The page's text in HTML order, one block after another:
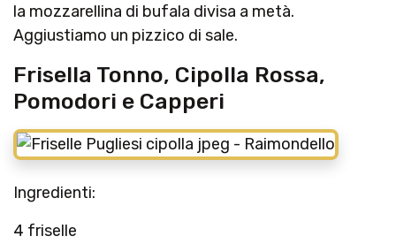
la mozzarellina di bufala divisa a metà.
Aggiustiamo un pizzico di sale.
Frisella Tonno, Cipolla Rossa,
Pomodori e Capperi
Ingredienti:
4 friselle